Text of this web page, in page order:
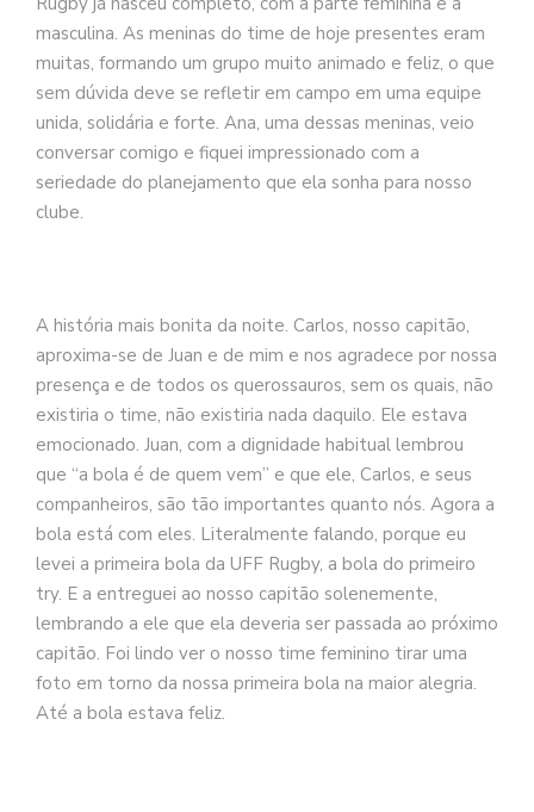
masculina. As meninas do time de hoje presentes eram
muitas, formando um grupo muito animado e feliz, o que
sem dúvida deve se refletir em campo em uma equipe
unida, solidária e forte. Ana, uma dessas meninas, veio
conversar comigo e fiquei impressionado com a
seriedade do planejamento que ela sonha para nosso
clube.
A história mais bonita da noite. Carlos, nosso capitão,
aproxima-se de Juan e de mim e nos agradece por nossa
presença e de todos os querossauros, sem os quais, não
existiria o time, não existiria nada daquilo. Ele estava
emocionado. Juan, com a dignidade habitual lembrou
que “a bola é de quem vem” e que ele, Carlos, e seus
companheiros, são tão importantes quanto nós. Agora a
bola está com eles. Literalmente falando, porque eu
levei a primeira bola da UFF Rugby, a bola do primeiro
try. E a entreguei ao nosso capitão solenemente,
lembrando a ele que ela deveria ser passada ao próximo
capitão. Foi lindo ver o nosso time feminino tirar uma
foto em torno da nossa primeira bola na maior alegria.
Até a bola estava feliz.